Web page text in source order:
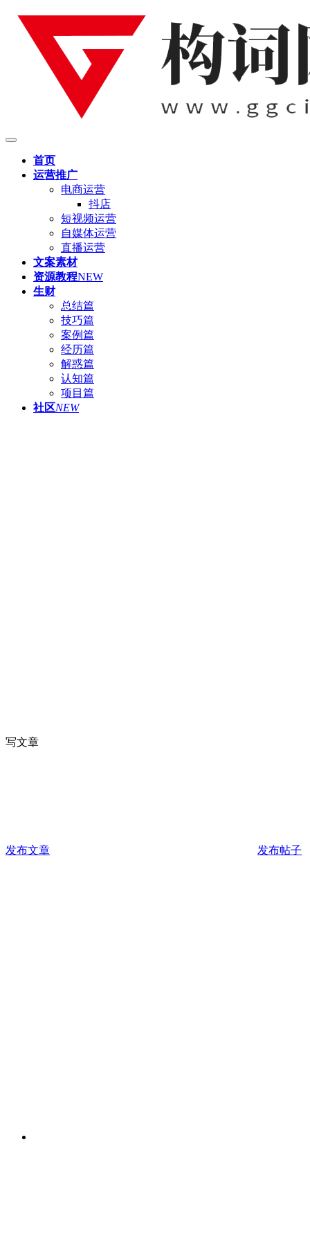
首页
运营推广
电商运营
抖店
短视频运营
自媒体运营
直播运营
文案素材
资源教程NEW
生财
总结篇
技巧篇
案例篇
经历篇
解惑篇
认知篇
项目篇
社区NEW
写文章
发布文章 发布帖子